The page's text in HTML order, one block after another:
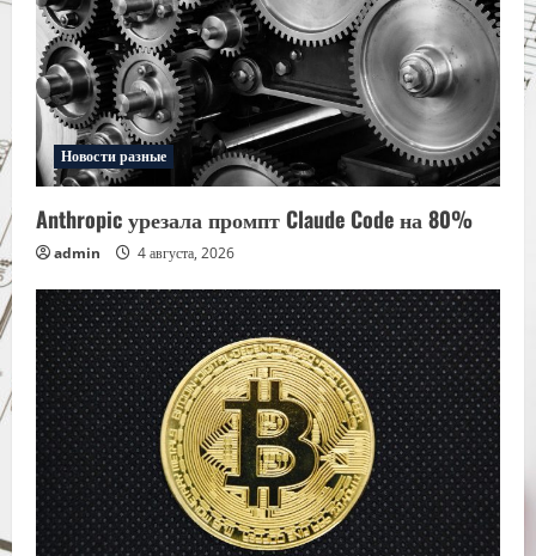
Новости разные
Anthropic урезала промпт Claude Code на 80%
admin 4 августа, 2026